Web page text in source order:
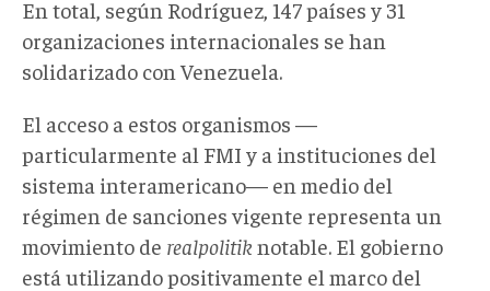
En total, según Rodríguez, 147 países y 31
organizaciones internacionales se han
solidarizado con Venezuela.
El acceso a estos organismos —
particularmente al FMI y a instituciones del
sistema interamericano— en medio del
régimen de sanciones vigente representa un
movimiento de realpolitik notable. El gobierno
está utilizando positivamente el marco del